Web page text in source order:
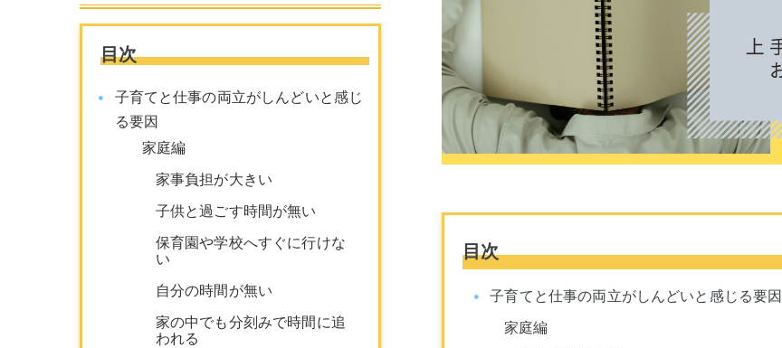
目次
子育てと仕事の両立がしんどいと感じ
る要因
家庭編
家事負担が大きい
子供と過ごす時間が無い
保育園や学校へすぐに行けな
い
自分の時間が無い
家の中でも分刻みで時間に追
われる
目次
子育てと仕事の両立がしんどいと感じる要因
家庭編